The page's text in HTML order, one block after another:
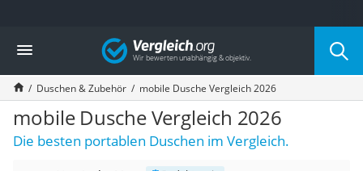
Die beliebtesten Vergleiche nach Kategorie
Wohnen
Matratzen-Topper
Matratzen
Konferenzlautsprecher
Tageslichtlampe
Badlüfter
Vergleich
Duschen & Zubehör mobile Dusche Vergleich 2026
mobile Dusche Vergleich 2026
Die besten portablen Duschen im Vergleich.